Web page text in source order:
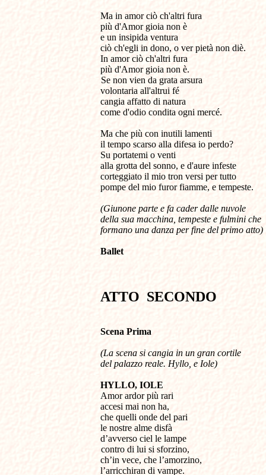
Ma in amor ciò ch'altri fura
più d'Amor gioia non è
e un insipida ventura
ciò ch'egli in dono, o ver pietà non diè.
In amor ciò ch'altri fura
più d'Amor gioia non è.
Se non vien da grata arsura
volontaria all'altrui fé
cangia affatto di natura
come d'odio condita ogni mercé.
Ma che più con inutili lamenti
il tempo scarso alla difesa io perdo?
Su portatemi o venti
alla grotta del sonno, e d'aure infeste
corteggiato il mio tron versi per tutto
pompe del mio furor fiamme, e tempeste.
(Giunone parte e fa cader dalle nuvole
della sua macchina, tempeste e fulmini che
formano una danza per fine del primo atto)
Ballet
ATTO SECONDO
Scena Prima
(La scena si cangia in un gran cortile
del palazzo reale. Hyllo, e Iole)
HYLLO, IOLE
Amor ardor più rari
accesi mai non ha,
che quelli onde del pari
le nostre alme disfà
d’avverso ciel le lampe
contro di lui si sforzino,
ch’in vece, che l’amorzino,
l’arricchiran di vampe.